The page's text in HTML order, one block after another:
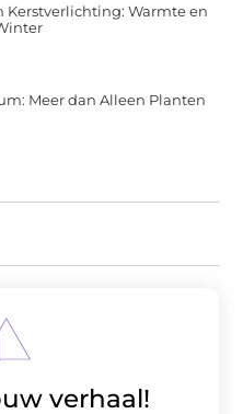
Kerstverlichting: Warmte en
Meer dan Alleen Planten
verhaal!